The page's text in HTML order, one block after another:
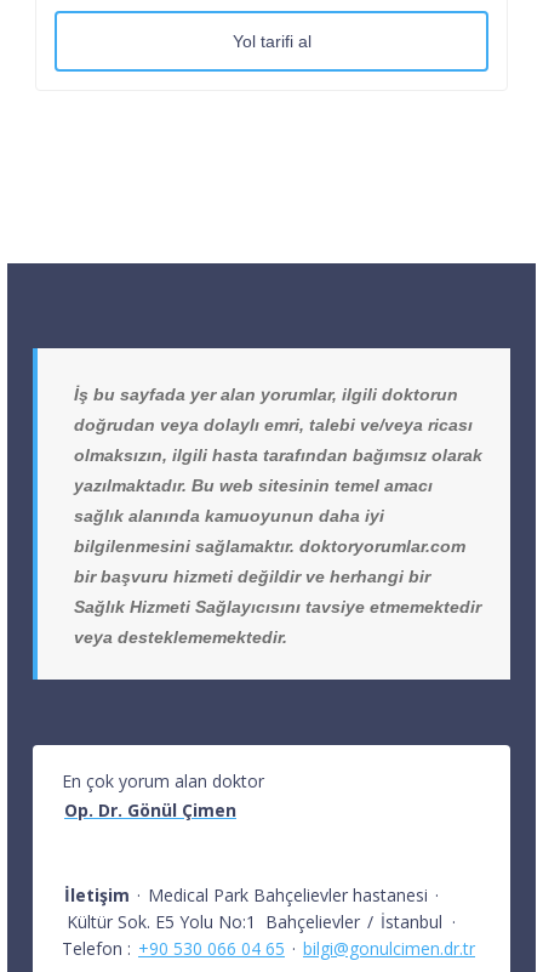
Yol tarifi al
İş bu sayfada yer alan yorumlar, ilgili doktorun
doğrudan veya dolaylı emri, talebi ve/veya ricası
olmaksızın, ilgili hasta tarafından bağımsız olarak
yazılmaktadır. Bu web sitesinin temel amacı
sağlık alanında kamuoyunun daha iyi
bilgilenmesini sağlamaktır. doktoryorumlar.com
bir başvuru hizmeti değildir ve herhangi bir
Sağlık Hizmeti Sağlayıcısını tavsiye etmemektedir
veya desteklememektedir.
En çok yorum alan doktor
Op. Dr. Gönül Çimen
İletişim · Medical Park Bahçelievler hastanesi ·
Kültür Sok. E5 Yolu No:1
Bahçelievler / İstanbul ·
Telefon : +90 530 066 04 65 · bilgi@gonulcimen.dr.tr